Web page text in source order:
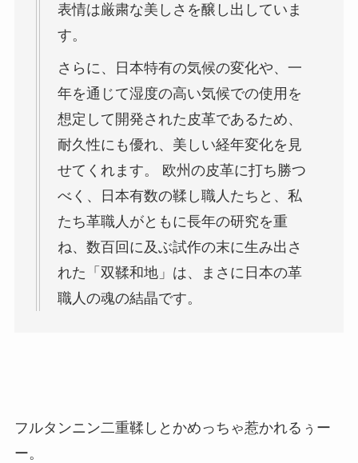
表情は厳粛な美しさを醸し出していま
す。
さらに、日本特有の気候の変化や、一
年を通じて湿度の高い気候での使用を
想定して開発された皮革であるため、
耐久性にも優れ、美しい経年変化を見
せてくれます。 欧州の皮革に打ち勝つ
べく、日本有数の鞣し職人たちと、私
たち革職人がともに長年の研究を重
ね、数百回に及ぶ試作の末に生み出さ
れた「双鞣和地」は、まさに日本の革
職人の魂の結晶です。
フルタンニン二重鞣しとかめっちゃ惹かれるぅー
ー。